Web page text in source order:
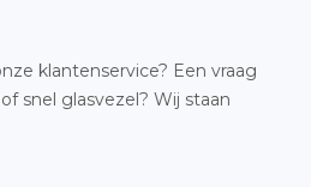
klantenservice? Een vraag
snel glasvezel? Wij staan